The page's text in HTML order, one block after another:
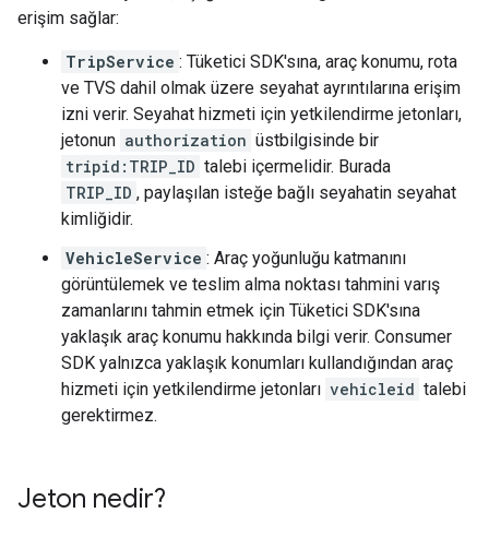
erişim sağlar:
TripService : Tüketici SDK'sına, araç konumu, rota
ve TVS dahil olmak üzere seyahat ayrıntılarına erişim
izni verir. Seyahat hizmeti için yetkilendirme jetonları,
jetonun authorization üstbilgisinde bir
tripid:TRIP_ID talebi içermelidir. Burada
TRIP_ID , paylaşılan isteğe bağlı seyahatin seyahat
kimliğidir.
VehicleService : Araç yoğunluğu katmanını
görüntülemek ve teslim alma noktası tahmini varış
zamanlarını tahmin etmek için Tüketici SDK'sına
yaklaşık araç konumu hakkında bilgi verir. Consumer
SDK yalnızca yaklaşık konumları kullandığından araç
hizmeti için yetkilendirme jetonları vehicleid talebi
gerektirmez.
Jeton nedir?